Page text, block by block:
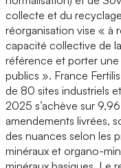
collecte et du
réorganisation vise « à
capacité collective de
référence et porter
publics ». France
de 80 sites industriels
2025 s’achève sur
amendements livrées,
des nuances selon les
minéraux et organo-